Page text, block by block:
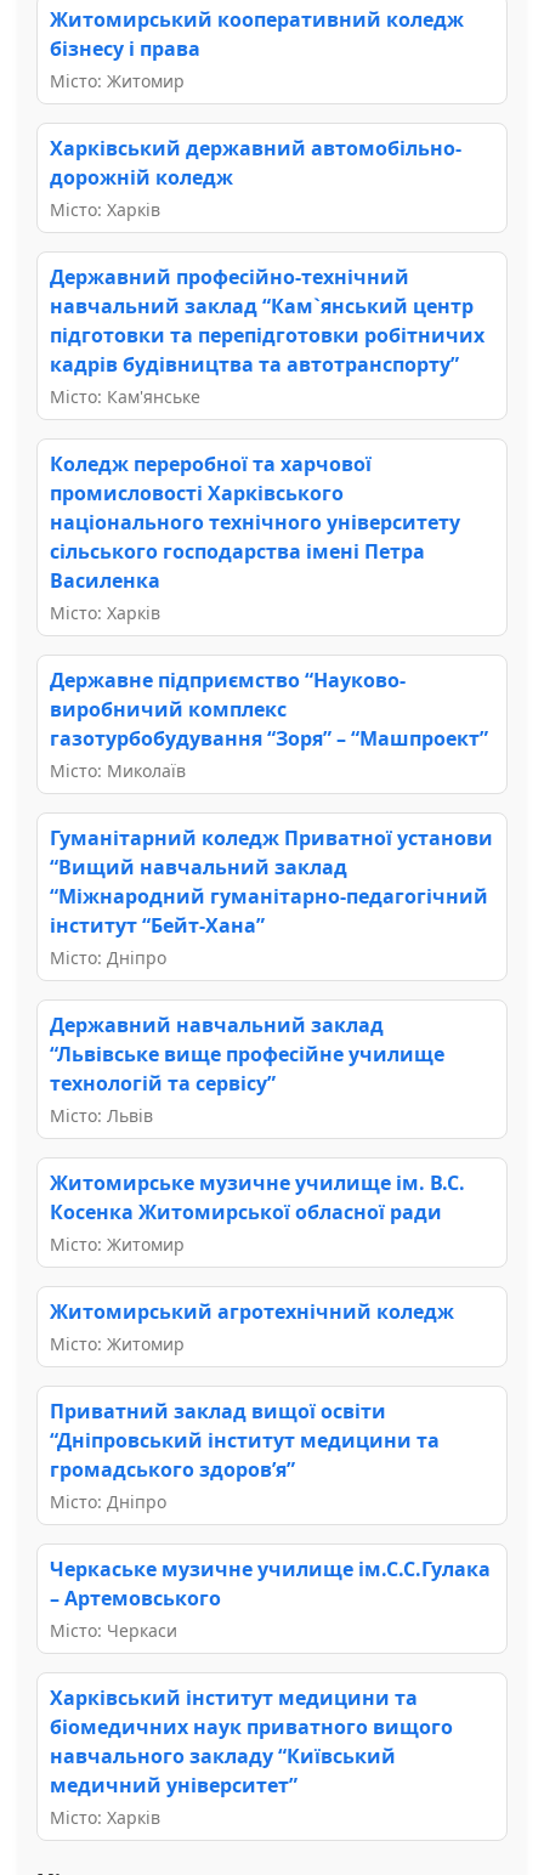
Житомирський кооперативний коледж
бізнесу і права
Місто: Житомир
Харківський державний автомобільно-
дорожній коледж
Місто: Харків
Державний професійно-технічний
навчальний заклад “Кам`янський центр
підготовки та перепідготовки робітничих
кадрів будівництва та автотранспорту”
Місто: Кам'янське
Коледж переробної та харчової
промисловості Харківського
національного технічного університету
сільського господарства імені Петра
Василенка
Місто: Харків
Державне підприємство “Науково-
виробничий комплекс
газотурбобудування “Зоря” – “Машпроект”
Місто: Миколаїв
Гуманітарний коледж Приватної установи
“Вищий навчальний заклад
“Міжнародний гуманітарно-педагогічний
інститут “Бейт-Хана”
Місто: Дніпро
Державний навчальний заклад
“Львівське вище професійне училище
технологій та сервісу”
Місто: Львів
Житомирське музичне училище ім. В.С.
Косенка Житомирської обласної ради
Місто: Житомир
Житомирський агротехнічний коледж
Місто: Житомир
Приватний заклад вищої освіти
“Дніпровський інститут медицини та
громадського здоров’я”
Місто: Дніпро
Черкаське музичне училище ім.С.С.Гулака
– Артемовського
Місто: Черкаси
Харківський інститут медицини та
біомедичних наук приватного вищого
навчального закладу “Київський
медичний університет”
Місто: Харків